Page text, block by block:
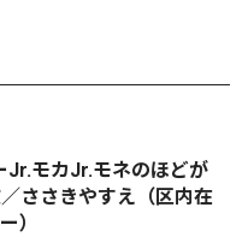
モカJr.モネのほどが
ささきやすえ（区内在
）